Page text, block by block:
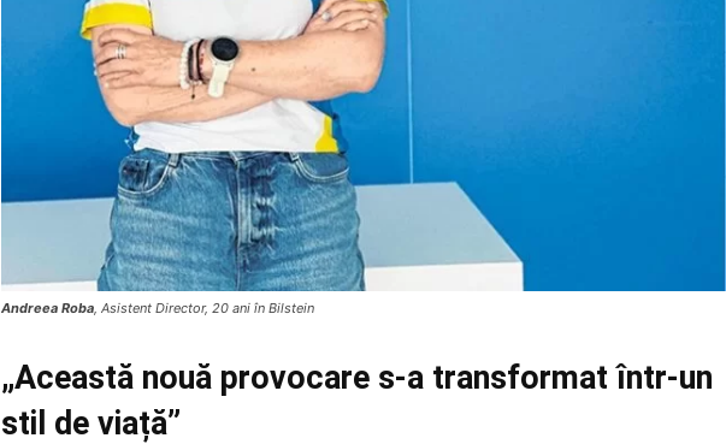
Andreea Roba , Asistent Director, 20 ani în Bilstein
„Această nouă provocare s-a transformat într-un
stil de viață”